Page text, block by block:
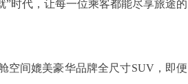
”时代，让每一位乘客都能尽享旅途的
空间媲美豪华品牌全尺寸SUV，即便